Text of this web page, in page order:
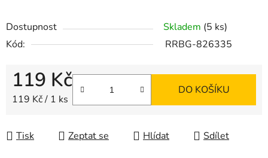
Dostupnost Skladem (5 ks)
Kód:
RRBG-826335
119 Kč
Měrná cena:
119 Kč / 1 ks
DO KOŠÍKU
Tisk Zeptat se Hlídat Sdílet